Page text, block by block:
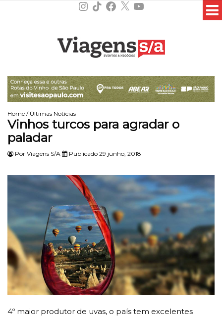
Instagram
TikTokFacebook
X YouTube
Home / Últimas Notícias
Vinhos turcos para agradar o
paladar
Por Viagens S/A Publicado 29 junho, 2018
4º maior produtor de uvas, o país tem excelentes